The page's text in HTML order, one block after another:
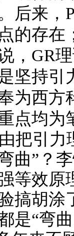
后来，
的存在
， GR
坚持引
为西方
点均
由把引力
曲” ？
等效原
搞胡
是“弯